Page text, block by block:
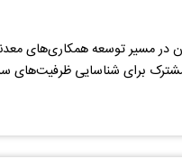
در مسیر توسعه همکاری‌های
برای شناسایی ظرفیت‌های